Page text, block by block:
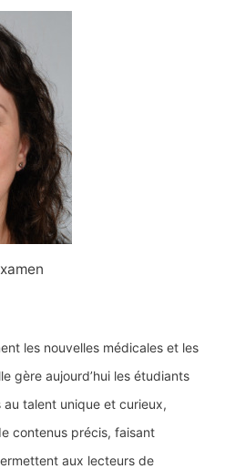
les nouvelles médicales et les
gère aujourd’hui les étudiants
talent unique et curieux,
contenus précis, faisant
aux lecteurs de